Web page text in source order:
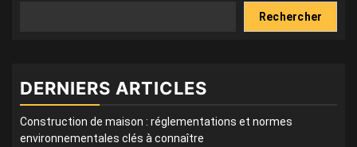
Rechercher
DERNIERS ARTICLES
Construction de maison : réglementations et normes
environnementales clés à connaître